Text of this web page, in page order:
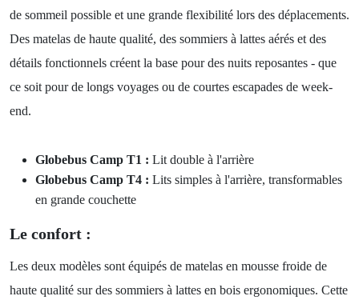
de sommeil possible et une grande flexibilité lors des déplacements.
Des matelas de haute qualité, des sommiers à lattes aérés et des
détails fonctionnels créent la base pour des nuits reposantes - que
ce soit pour de longs voyages ou de courtes escapades de week-
end.
Globebus Camp T1 : Lit double à l'arrière
Globebus Camp T4 : Lits simples à l'arrière, transformables
en grande couchette
Le confort :
Les deux modèles sont équipés de matelas en mousse froide de
haute qualité sur des sommiers à lattes en bois ergonomiques. Cette